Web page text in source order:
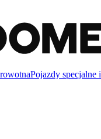
Pojazdy specjalne i